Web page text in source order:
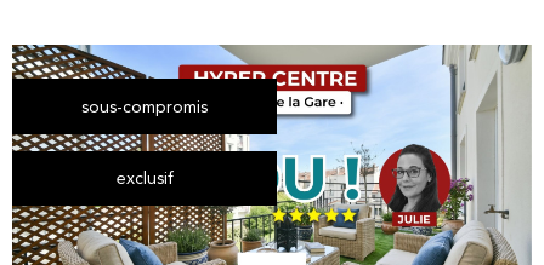
sous-compromis
exclusif voir le
bien